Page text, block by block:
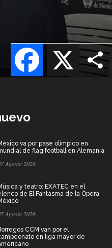
X
Facebook
va por pase olímpico en
de flag football en Alemania
Agosto 2026
y teatro: EXATEC en el
de El Fantasma de la Ópera
Agosto 2026
CCM van por el
en liga mayor de